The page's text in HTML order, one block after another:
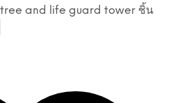
and life guard tower ชิ้น